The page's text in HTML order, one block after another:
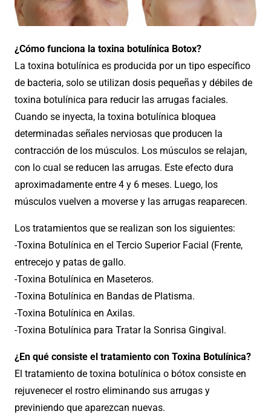
¿Cómo funciona la toxina botulínica Botox?
La toxina botulínica es producida por un tipo específico
de bacteria, solo se utilizan dosis pequeñas y débiles de
toxina botulínica para reducir las arrugas faciales.
Cuando se inyecta, la toxina botulínica bloquea
determinadas señales nerviosas que producen la
contracción de los músculos. Los músculos se relajan,
con lo cual se reducen las arrugas. Este efecto dura
aproximadamente entre 4 y 6 meses. Luego, los
músculos vuelven a moverse y las arrugas reaparecen.
Los tratamientos que se realizan son los siguientes:
-Toxina Botulínica en el Tercio Superior Facial (Frente,
entrecejo y patas de gallo.
-Toxina Botulínica en Maseteros.
-Toxina Botulínica en Bandas de Platisma.
-Toxina Botulínica en Axilas.
-Toxina Botulínica para Tratar la Sonrisa Gingival.
¿En qué consiste el tratamiento con Toxina Botulínica?
El tratamiento de toxina botulínica o bótox consiste en
rejuvenecer el rostro eliminando sus arrugas y
previniendo que aparezcan nuevas.